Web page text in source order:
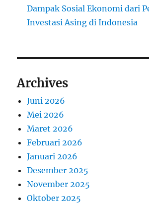
Dampak Sosial Ekonomi dari
Investasi Asing di Indonesia
Archives
Juni 2026
Mei 2026
Maret 2026
Februari 2026
Januari 2026
Desember 2025
November 2025
Oktober 2025